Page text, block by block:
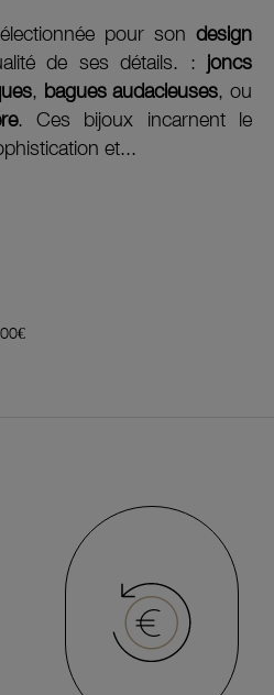
pour son design
de ses détails. : joncs
, bagues audacieuses, ou
. Ces bijoux incarnent le
et...